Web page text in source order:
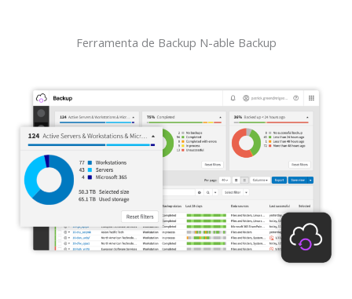
Ferramenta de Backup N-able Backup